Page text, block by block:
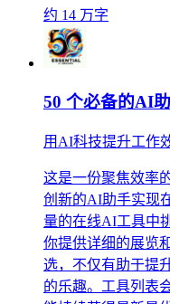
约 14 万字
50 个必备的AI
用AI科技提升工作
这是一份聚焦效率
创新的AI助手实现
量的在线AI工具中
你提供详细的展览
选，不仅有助于提
的乐趣。工具列表